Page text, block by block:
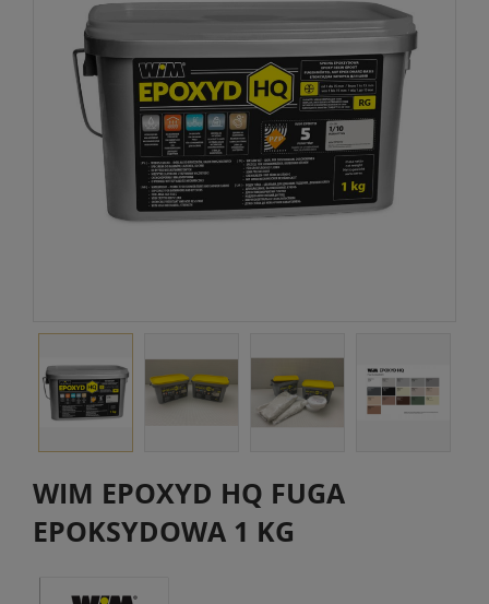
WIM EPOXYD HQ FUGA
EPOKSYDOWA 1 KG